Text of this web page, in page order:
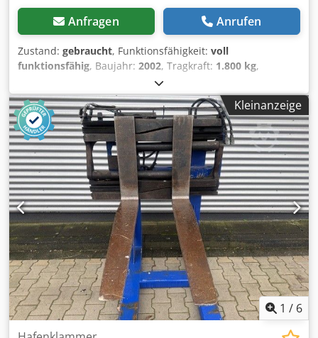
Anfragen Anrufen
Zustand: gebraucht, Funktionsfähigkeit: voll
funktionsfähig, Baujahr: 2002, Tragkraft: 1.800 kg,
Hafenklammer ISO Klasse: ISO Klasse 2 = 1.000 - 2.500 kg
Zustand Technisch: normal Beschreibung: Das Gerät wird
ggf. teillackiert, werkstatt- und UVV-geprüft. Preise hierfür
erhalten Sie auf Anfrage. Dwedpfx Alew Sccwo Rea
Seitenschub und Zinkenverstellung integriert
Kleinanzeige
1 / 6